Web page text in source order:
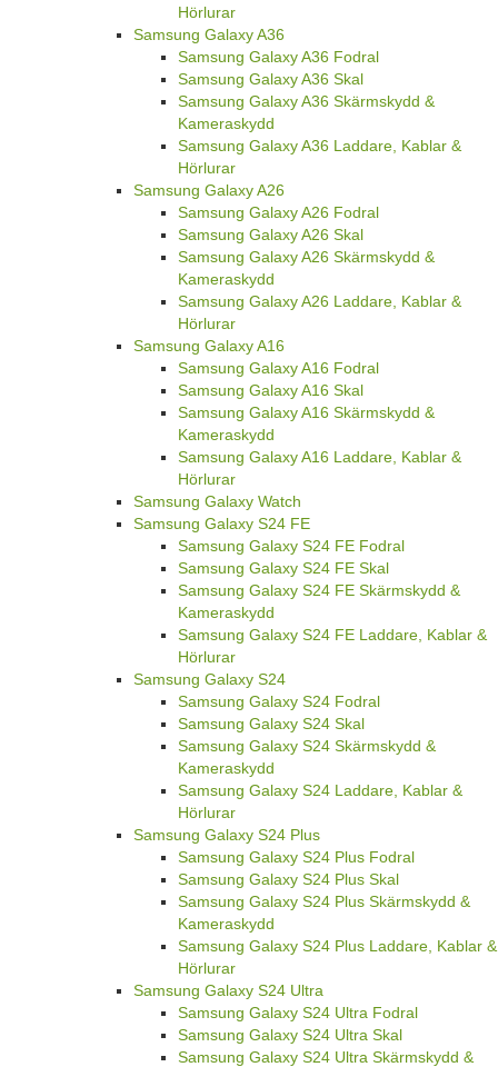
Hörlurar
Samsung Galaxy A36
Samsung Galaxy A36 Fodral
Samsung Galaxy A36 Skal
Samsung Galaxy A36 Skärmskydd &
Kameraskydd
Samsung Galaxy A36 Laddare, Kablar &
Hörlurar
Samsung Galaxy A26
Samsung Galaxy A26 Fodral
Samsung Galaxy A26 Skal
Samsung Galaxy A26 Skärmskydd &
Kameraskydd
Samsung Galaxy A26 Laddare, Kablar &
Hörlurar
Samsung Galaxy A16
Samsung Galaxy A16 Fodral
Samsung Galaxy A16 Skal
Samsung Galaxy A16 Skärmskydd &
Kameraskydd
Samsung Galaxy A16 Laddare, Kablar &
Hörlurar
Samsung Galaxy Watch
Samsung Galaxy S24 FE
Samsung Galaxy S24 FE Fodral
Samsung Galaxy S24 FE Skal
Samsung Galaxy S24 FE Skärmskydd &
Kameraskydd
Samsung Galaxy S24 FE Laddare, Kablar &
Hörlurar
Samsung Galaxy S24
Samsung Galaxy S24 Fodral
Samsung Galaxy S24 Skal
Samsung Galaxy S24 Skärmskydd &
Kameraskydd
Samsung Galaxy S24 Laddare, Kablar &
Hörlurar
Samsung Galaxy S24 Plus
Samsung Galaxy S24 Plus Fodral
Samsung Galaxy S24 Plus Skal
Samsung Galaxy S24 Plus Skärmskydd &
Kameraskydd
Samsung Galaxy S24 Plus Laddare, Kablar &
Hörlurar
Samsung Galaxy S24 Ultra
Samsung Galaxy S24 Ultra Fodral
Samsung Galaxy S24 Ultra Skal
Samsung Galaxy S24 Ultra Skärmskydd &